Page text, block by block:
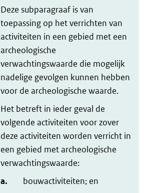
Deze subparagraaf is van
toepassing op het verrichten van
activiteiten in een gebied met een
archeologische
verwachtingswaarde die mogelijk
nadelige gevolgen kunnen hebben
voor de archeologische waarde.
Het betreft in ieder geval de
volgende activiteiten voor zover
deze activiteiten worden verricht in
een gebied met archeologische
verwachtingswaarde:
a.
bouwactiviteiten; en